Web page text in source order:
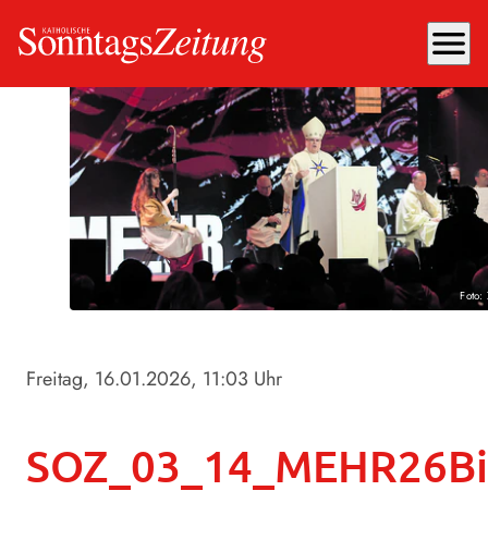
menu
Foto:
Freitag, 16.01.2026, 11:03 Uhr